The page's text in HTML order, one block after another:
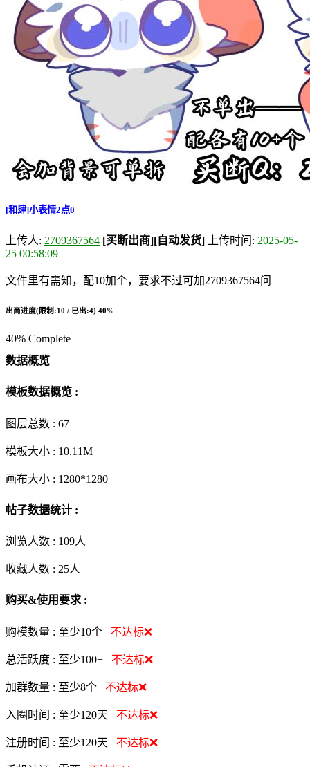
[和肆]小表情2点0
上传人: 2709367564 [买断出商][自动发货] 上传时间: 2025-05-
25 00:58:09
文件里有需知，配10加个，要求不过可加2709367564问
出商进度(限制:10 / 已出:4) 40%
40% Complete
数据概览
模板数据概览 :
图层总数 : 67
模板大小 : 10.11M
画布大小 : 1280*1280
帖子数据统计 :
浏览人数 : 109人
收藏人数 : 25人
购买&使用要求 :
购模数量 : 至少10个 不达标❌
总活跃度 : 至少100+ 不达标❌
加群数量 : 至少8个 不达标❌
入圈时间 : 至少120天 不达标❌
注册时间 : 至少120天 不达标❌